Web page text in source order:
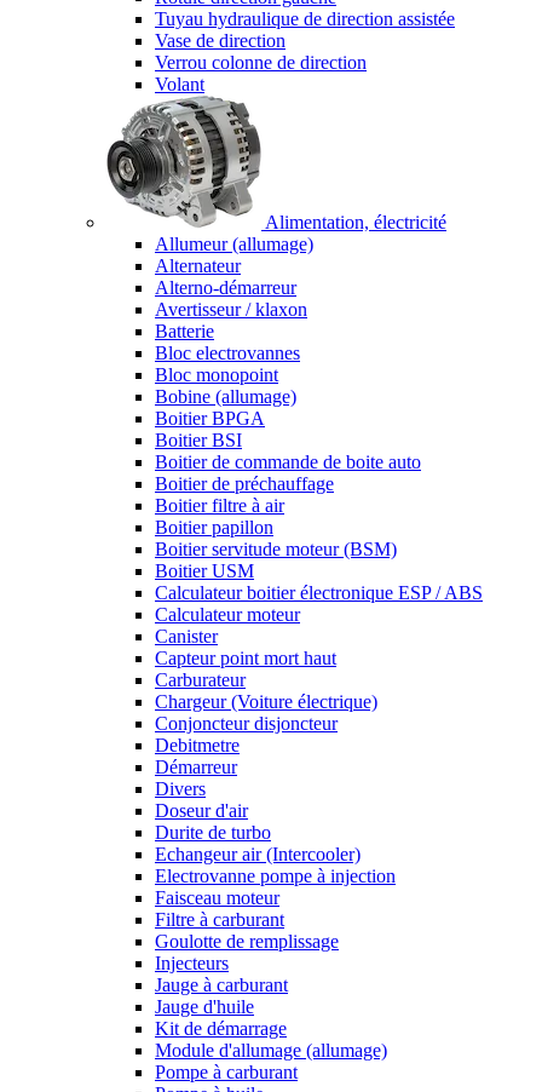
Tuyau hydraulique de direction assistée
Vase de direction
Verrou colonne de direction
Volant
Alimentation, électricité
Allumeur (allumage)
Alternateur
Alterno-démarreur
Avertisseur / klaxon
Batterie
Bloc electrovannes
Bloc monopoint
Bobine (allumage)
Boitier BPGA
Boitier BSI
Boitier de commande de boite auto
Boitier de préchauffage
Boitier filtre à air
Boitier papillon
Boitier servitude moteur (BSM)
Boitier USM
Calculateur boitier électronique ESP / ABS
Calculateur moteur
Canister
Capteur point mort haut
Carburateur
Chargeur (Voiture électrique)
Conjoncteur disjoncteur
Debitmetre
Démarreur
Divers
Doseur d'air
Durite de turbo
Echangeur air (Intercooler)
Electrovanne pompe à injection
Faisceau moteur
Filtre à carburant
Goulotte de remplissage
Injecteurs
Jauge à carburant
Jauge d'huile
Kit de démarrage
Module d'allumage (allumage)
Pompe à carburant